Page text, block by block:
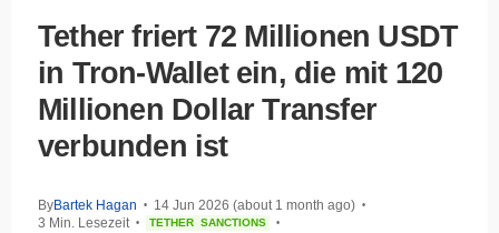
Tether friert 72 Millionen USDT
in Tron-Wallet ein, die mit 120
Millionen Dollar Transfer
verbunden ist
ByBartek Hagan • 14 Jun 2026 (about 1 month ago) •
3 Min. Lesezeit • TETHER SANCTIONS •